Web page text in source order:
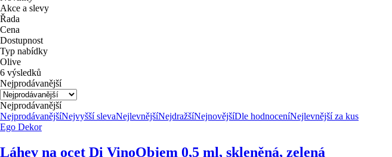
Akce a slevy
Řada
Cena
Dostupnost
Typ nabídky
Olive
6 výsledků
Nejprodávanější
Nejprodávanější
NejprodávanějšíNejvyšší slevaNejlevnějšíNejdražšíNejnovějšíDle hodnoceníNejlevnější za kus
Ego Dekor
Láhev na ocet Di VinoObjem 0,5 ml, skleněná, zelená